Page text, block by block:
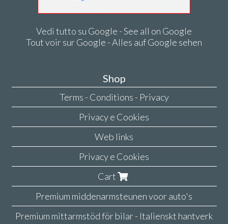
Vedi tutto su Google - See all on Google
Tout voir sur Google - Alles auf Google sehen
Shop
Terms - Conditions - Privacy
Privacy e Cookies
Web links
Privacy e Cookies
Cart
Premium middenarmsteunen voor auto's
Premium mittarmstöd för bilar - Italienskt hantverk